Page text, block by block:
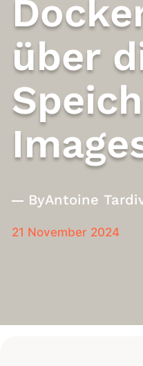
über
ByAntoine
21 November 2024